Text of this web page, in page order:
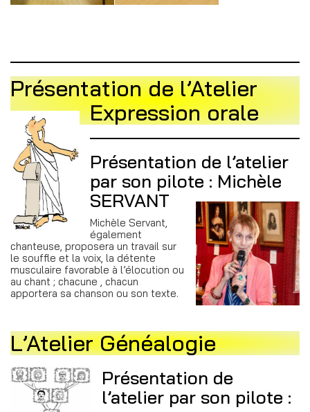
Présentation de l’Atelier
Expression orale
Présentation de l’atelier
par son pilote : Michèle
SERVANT
Michèle Servant,
également
chanteuse, proposera un travail sur
le souffle et la voix, la détente
musculaire favorable à l’élocution ou
au chant ; chacune , chacun
apportera sa chanson ou son texte.
L’Atelier Généalogie
Présentation de
l’atelier par son pilote :